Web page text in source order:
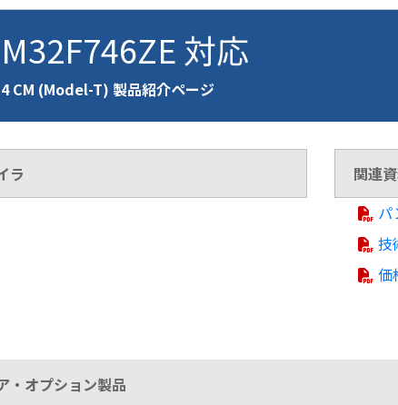
対応
CM (Model-T) 製品紹介ページ
ラ
関連
パ
技
価
・オプション製品